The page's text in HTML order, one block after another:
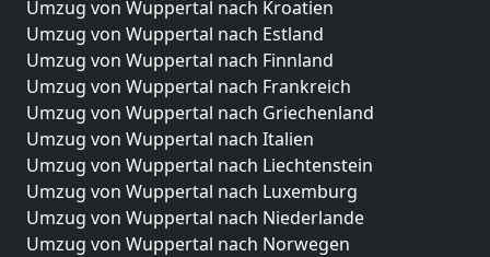
Umzug von Wuppertal nach Kroatien
Umzug von Wuppertal nach Estland
Umzug von Wuppertal nach Finnland
Umzug von Wuppertal nach Frankreich
Umzug von Wuppertal nach Griechenland
Umzug von Wuppertal nach Italien
Umzug von Wuppertal nach Liechtenstein
Umzug von Wuppertal nach Luxemburg
Umzug von Wuppertal nach Niederlande
Umzug von Wuppertal nach Norwegen